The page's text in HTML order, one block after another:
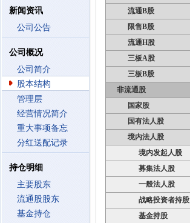
新闻资讯
公司公告
公司概况
公司简介
股本结构
管理层
经营情况简介
重大事项备忘
分红送配记录
持仓明细
主要股东
流通股股东
基金持仓
流通B股
限售B股
流通H股
三板A股
三板B股
非流通股
国家股
国有法人股
境内法人股
境内发起人股
募集法人股
一般法人股
战略投资者持股
基金持股